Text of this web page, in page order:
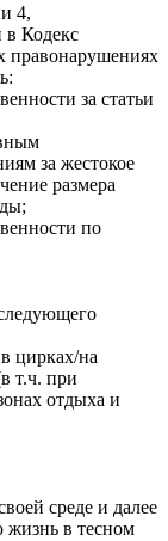
4,
Кодекс
правонарушениях
за статьи
за жестокое
размера
по
цирках/на
т.ч. при
отдыха и
среде и далее
жизнь в тесном